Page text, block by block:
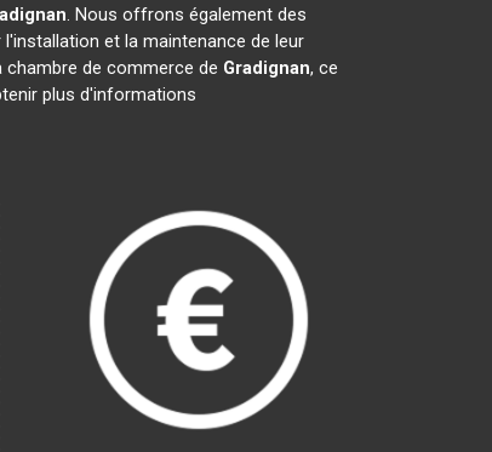
. Nous offrons également des
et la maintenance de leur
de commerce de Gradignan, ce
plus d'informations